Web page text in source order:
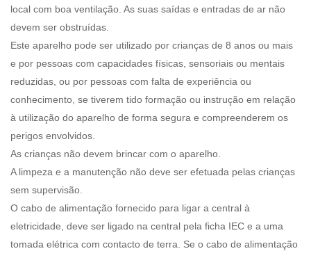
local com boa ventilação. As suas saídas e entradas de ar não
devem ser obstruídas.
Este aparelho pode ser utilizado por crianças de 8 anos ou mais
e por pessoas com capacidades físicas, sensoriais ou mentais
reduzidas, ou por pessoas com falta de experiência ou
conhecimento, se tiverem tido formação ou instrução em relação
à utilização do aparelho de forma segura e compreenderem os
perigos envolvidos.
As crianças não devem brincar com o aparelho.
A limpeza e a manutenção não deve ser efetuada pelas crianças
sem supervisão.
O cabo de alimentação fornecido para ligar a central à
eletricidade, deve ser ligado na central pela ficha IEC e a uma
tomada elétrica com contacto de terra. Se o cabo de alimentação